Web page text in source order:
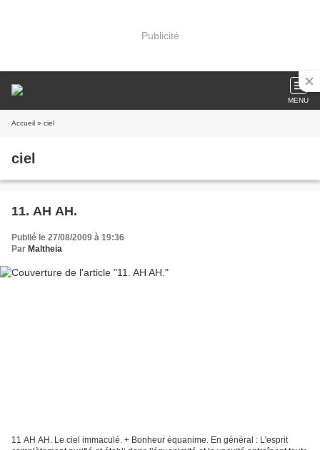
Publicité
MENU
Accueil » ciel
ciel
11. AH AH.
Publié le 27/08/2009 à 19:36
Par Maltheia
11 AH AH. Le ciel immaculé. + Bonheur équanime. En général : L'esprit